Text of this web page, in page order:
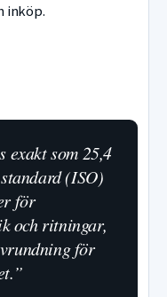
inköp.
exakt som 25,4
(ISO)
för
och ritningar,
för